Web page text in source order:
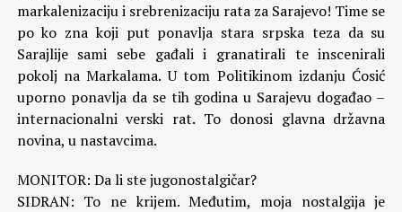
markalenizaciju i srebrenizaciju rata za Sarajevo! Time se
po ko zna koji put ponavlja stara srpska teza da su
Sarajlije sami sebe gađali i granatirali te inscenirali
pokolj na Markalama. U tom Politikinom izdanju Ćosić
uporno ponavlja da se tih godina u Sarajevu događao –
internacionalni verski rat. To donosi glavna državna
novina, u nastavcima.
MONITOR: Da li ste jugonostalgičar?
SIDRAN: To ne krijem. Međutim, moja nostalgija je